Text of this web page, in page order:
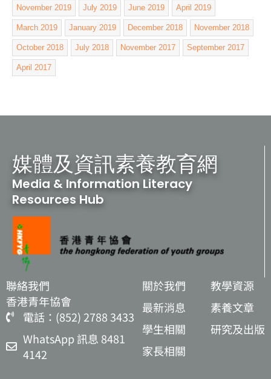
November 2019 July 2019 June 2019 April 2019
March 2019 January 2019 December 2018 November 2018
October 2018 July 2018 November 2017 September 2017
April 2017
媒體及資訊素養教育網
Media & Information Literacy
Resources Hub
聯絡我們
香港青年協會
電話：(852) 2788 3433
WhatsApp 訊息 8481
4142
關於我們
最新消息
學生相關
家長相關
教學資源
素養文章
研究及出版